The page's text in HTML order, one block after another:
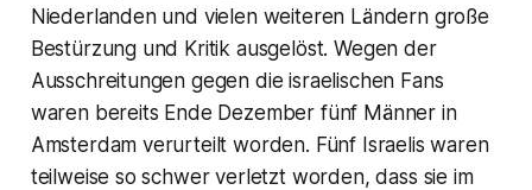
Niederlanden und vielen weiteren Ländern große
Bestürzung und Kritik ausgelöst. Wegen der
Ausschreitungen gegen die israelischen Fans
waren bereits Ende Dezember fünf Männer in
Amsterdam verurteilt worden. Fünf Israelis waren
teilweise so schwer verletzt worden, dass sie im